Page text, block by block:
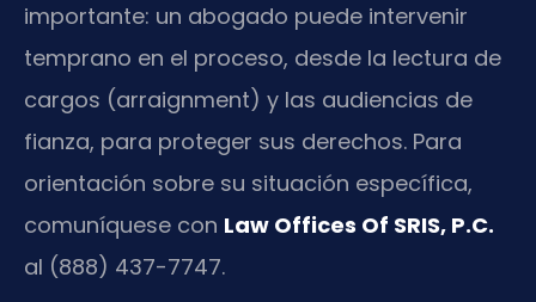
importante: un abogado puede intervenir
temprano en el proceso, desde la lectura de
cargos (arraignment) y las audiencias de
fianza, para proteger sus derechos. Para
orientación sobre su situación específica,
comuníquese con Law Offices Of SRIS, P.C.
al (888) 437-7747.